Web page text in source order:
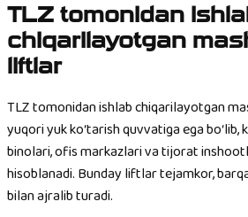
TLZ tomonidan
chiqarilayotgan
liftlar
TLZ tomonidan ishlab chiqarilayotgan
yuqori yuk ko‘tarish quvvatiga ega
binolari, ofis markazlari va tijorat
hisoblanadi. Bunday liftlar tejamkor,
bilan ajralib turadi.